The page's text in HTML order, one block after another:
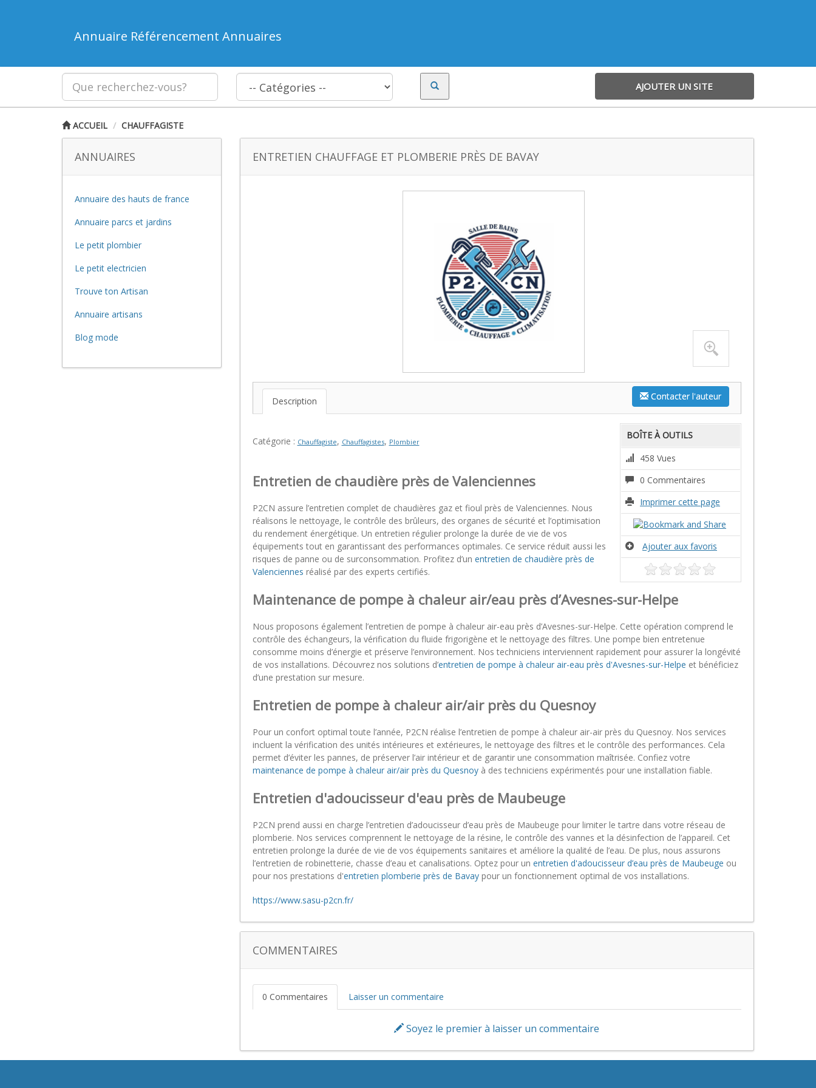
Annuaire Référencement Annuaires
AJOUTER UN SITE
ACCUEIL CHAUFFAGISTE
ANNUAIRES
Annuaire des hauts de france
Annuaire parcs et jardins
Le petit plombier
Le petit electricien
Trouve ton Artisan
Annuaire artisans
Blog mode
ENTRETIEN CHAUFFAGE ET PLOMBERIE PRÈS DE BAVAY
Contacter l'auteur
Description
BOÎTE À OUTILS
458 Vues
0 Commentaires
Imprimer cette page
Ajouter aux favoris
Catégorie : Chauffagiste, Chauffagistes, Plombier
Entretien de chaudière près de Valenciennes
P2CN assure l’entretien complet de chaudières gaz et fioul près de Valenciennes. Nous
réalisons le nettoyage, le contrôle des brûleurs, des organes de sécurité et l’optimisation
du rendement énergétique. Un entretien régulier prolonge la durée de vie de vos
équipements tout en garantissant des performances optimales. Ce service réduit aussi les
risques de panne ou de surconsommation. Profitez d’un entretien de chaudière près de
Valenciennes réalisé par des experts certifiés.
Maintenance de pompe à chaleur air/eau près d’Avesnes-sur-Helpe
Nous proposons également l’entretien de pompe à chaleur air-eau près d’Avesnes-sur-Helpe. Cette opération comprend le
contrôle des échangeurs, la vérification du fluide frigorigène et le nettoyage des filtres. Une pompe bien entretenue
consomme moins d’énergie et préserve l’environnement. Nos techniciens interviennent rapidement pour assurer la longévité
de vos installations. Découvrez nos solutions d’entretien de pompe à chaleur air-eau près d'Avesnes-sur-Helpe et bénéficiez
d’une prestation sur mesure.
Entretien de pompe à chaleur air/air près du Quesnoy
Pour un confort optimal toute l’année, P2CN réalise l’entretien de pompe à chaleur air-air près du Quesnoy. Nos services
incluent la vérification des unités intérieures et extérieures, le nettoyage des filtres et le contrôle des performances. Cela
permet d’éviter les pannes, de préserver l’air intérieur et de garantir une consommation maîtrisée. Confiez votre
maintenance de pompe à chaleur air/air près du Quesnoyà des techniciens expérimentés pour une installation fiable.
Entretien d'adoucisseur d'eau près de Maubeuge
P2CN prend aussi en charge l’entretien d’adoucisseur d’eau près de Maubeuge pour limiter le tartre dans votre réseau de
plomberie. Nos services comprennent le nettoyage de la résine, le contrôle des vannes et la désinfection de l’appareil. Cet
entretien prolonge la durée de vie de vos équipements sanitaires et améliore la qualité de l’eau. De plus, nous assurons
l’entretien de robinetterie, chasse d’eau et canalisations. Optez pour un entretien d'adoucisseur d’eau près de Maubeuge ou
pour nos prestations d'entretien plomberie près de Bavaypour un fonctionnement optimal de vos installations.
https://www.sasu-p2cn.fr/
COMMENTAIRES
0 Commentaires Laisser un commentaire
Soyez le premier à laisser un commentaire